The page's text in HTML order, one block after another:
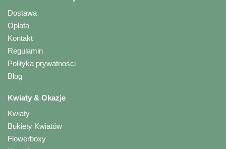
Dostawa
Opłata
Kontakt
Regulamin
Polityka prywatności
Blog
Kwiaty & Okazje
Kwiaty
Bukiety Kwiatów
Flowerboxy